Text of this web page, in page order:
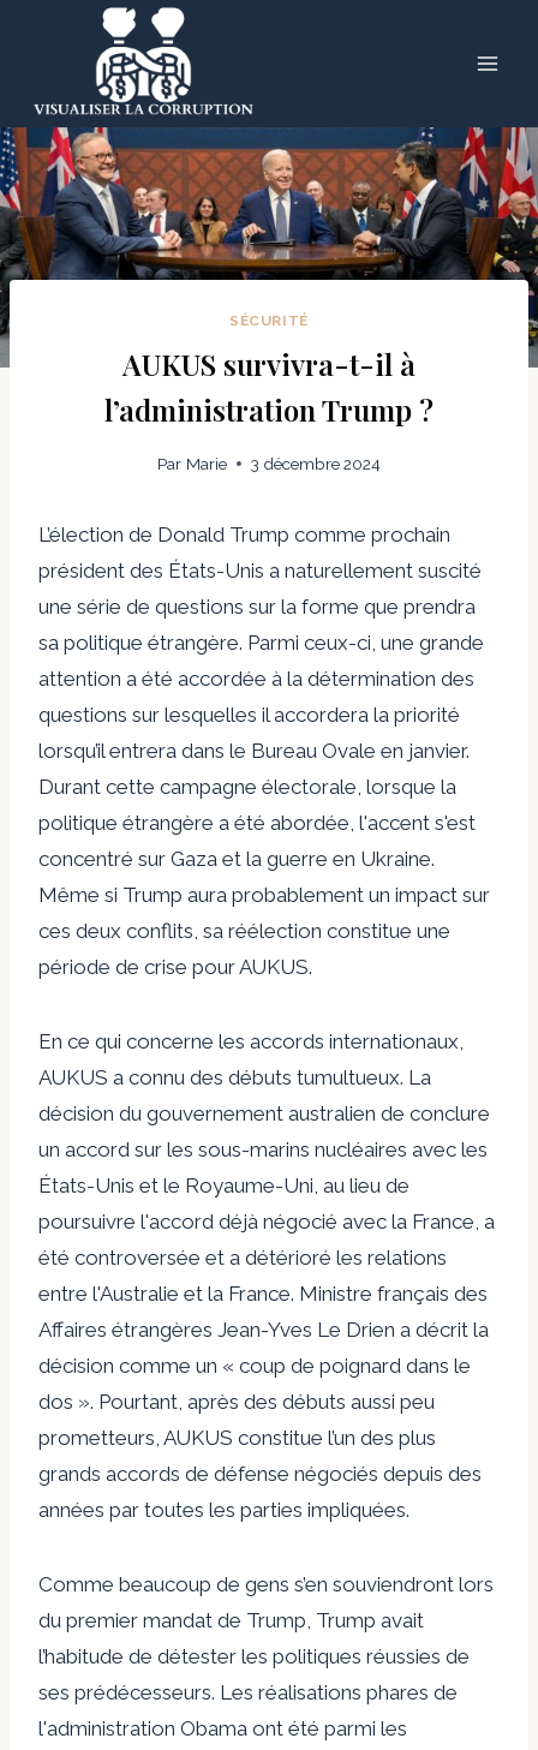
SÉCURITÉ
AUKUS survivra-t-il à
l’administration Trump ?
Par Marie 3 décembre 2024
L’élection de Donald Trump comme prochain
président des États-Unis a naturellement suscité
une série de questions sur la forme que prendra
sa politique étrangère. Parmi ceux-ci, une grande
attention a été accordée à la détermination des
questions sur lesquelles il accordera la priorité
lorsqu’il entrera dans le Bureau Ovale en janvier.
Durant cette campagne électorale, lorsque la
politique étrangère a été abordée, l'accent s'est
concentré sur Gaza et la guerre en Ukraine.
Même si Trump aura probablement un impact sur
ces deux conflits, sa réélection constitue une
période de crise pour AUKUS.
En ce qui concerne les accords internationaux,
AUKUS a connu des débuts tumultueux. La
décision du gouvernement australien de conclure
un accord sur les sous-marins nucléaires avec les
États-Unis et le Royaume-Uni, au lieu de
poursuivre l'accord déjà négocié avec la France, a
été controversée et a détérioré les relations
entre l'Australie et la France. Ministre français des
Affaires étrangères Jean-Yves Le Drien a décrit la
décision comme un « coup de poignard dans le
dos ». Pourtant, après des débuts aussi peu
prometteurs, AUKUS constitue l’un des plus
grands accords de défense négociés depuis des
années par toutes les parties impliquées.
Comme beaucoup de gens s’en souviendront lors
du premier mandat de Trump, Trump avait
l’habitude de détester les politiques réussies de
ses prédécesseurs. Les réalisations phares de
l'administration Obama ont été parmi les